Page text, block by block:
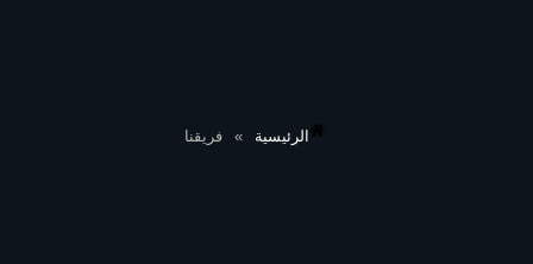
الرئيسية » فريقنا